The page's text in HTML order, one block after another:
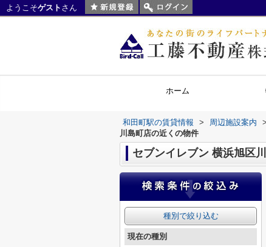
ようこそゲスト さん
ホーム
和田町駅の賃貸情報 > 周辺施設案内 >
川島町店の近くの物件
セブンイレブン 横浜旭区
種別で絞り込む
現在の種別